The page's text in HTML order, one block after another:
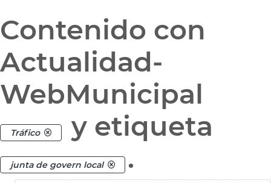
Contenido con
Actualidad-
WebMunicipal
Tráfico y etiqueta
junta de govern local .